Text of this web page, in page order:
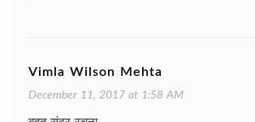
Vimla Wilson Mehta
December 11, 2017 at 1:58 AM